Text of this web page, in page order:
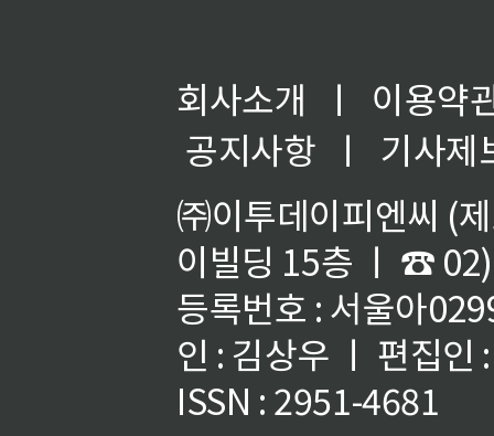
회사소개 ㅣ
이용약
공지사항
ㅣ
기사제
㈜이투데이피엔씨 (
이빌딩 15층 ㅣ ☎
등록번호 : 서울아
인 : 김상우 ㅣ 편집인
ISSN : 2951-4681